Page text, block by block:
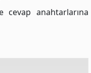
cevap anahtarlarına